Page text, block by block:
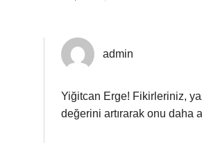
admin
Yiğitcan Erge! Fikirleriniz,
değerini artırarak onu daha